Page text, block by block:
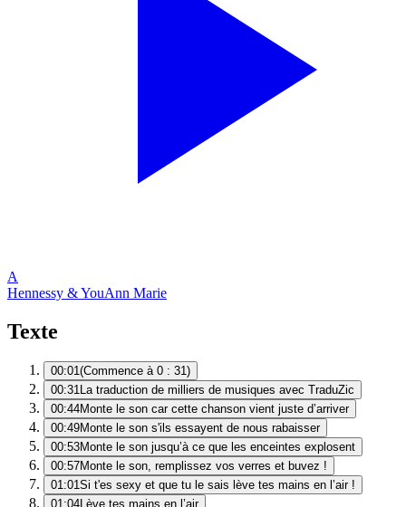
A
Hennessy & YouAnn Marie
Texte
00:01(Commence à 0 : 31)
00:31La traduction de milliers de musiques avec TraduZic
00:44Monte le son car cette chanson vient juste d’arriver
00:49Monte le son s'ils essayent de nous rabaisser
00:53Monte le son jusqu’à ce que les enceintes explosent
00:57Monte le son, remplissez vos verres et buvez !
01:01Si t'es sexy et que tu le sais lève tes mains en l’air !
01:04 Lève tes mains en l’air